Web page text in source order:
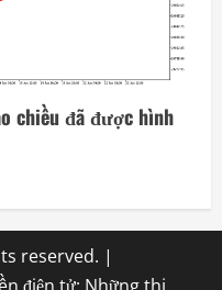
chiều đã được hình
reserved. |